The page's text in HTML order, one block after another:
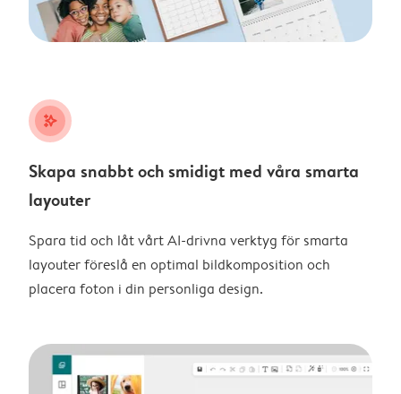
stars_plus
Skapa snabbt och smidigt med våra smarta
layouter
Spara tid och låt vårt AI-drivna verktyg för smarta
layouter föreslå en optimal bildkomposition och
placera foton i din personliga design.